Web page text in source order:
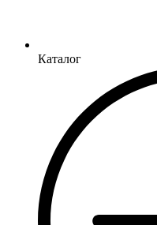
Каталог